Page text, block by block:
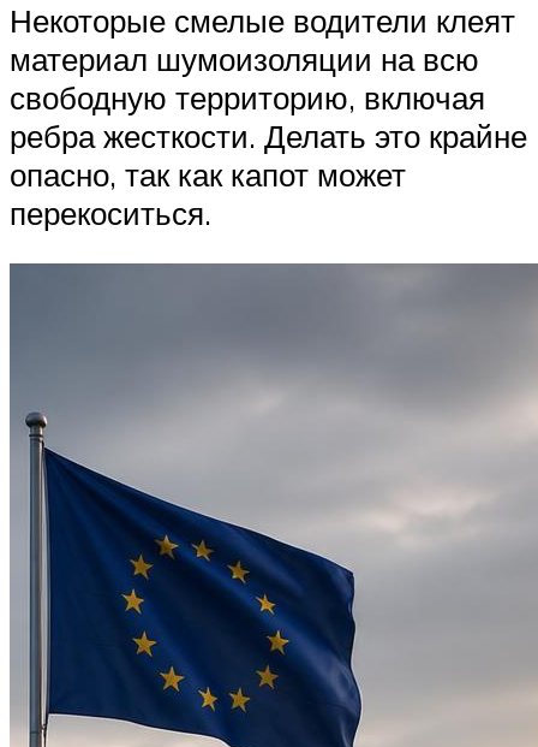
Некоторые смелые водители клеят
материал шумоизоляции на всю
свободную территорию, включая
ребра жесткости. Делать это крайне
опасно, так как капот может
перекоситься.